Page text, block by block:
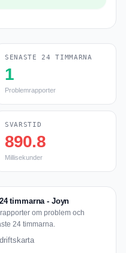
SENASTE 24 TIMMARNA
1
Problemrapporter
SVARSTID
890.8
Millisekunder
timmarna - Joyn
om problem och
24 timmarna.